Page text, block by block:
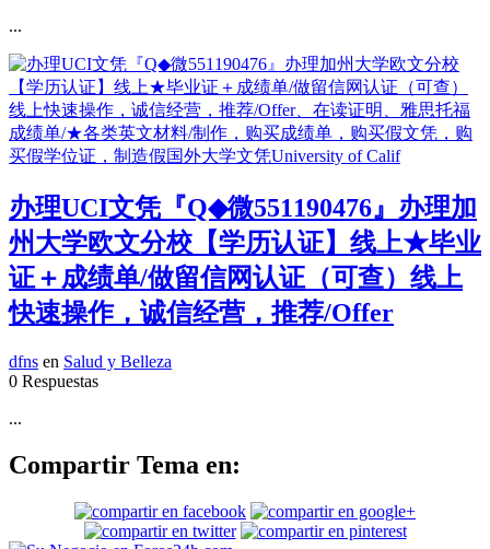
...
办理UCI文凭『Q◆微551190476』办理加
州大学欧文分校【学历认证】线上★毕业
证＋成绩单/做留信网认证（可查）线上
快速操作，诚信经营，推荐/Offer
dfns en Salud y Belleza
0 Respuestas
...
Compartir Tema en: